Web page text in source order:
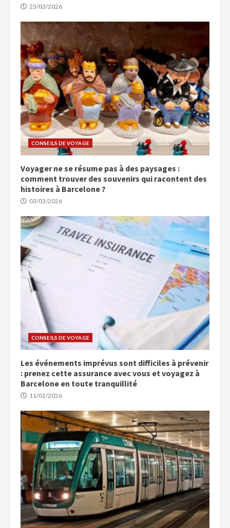
23/03/2026
CONSEILS DE VOYAGE
Voyager ne se résume pas à des paysages :
comment trouver des souvenirs qui racontent des
histoires à Barcelone ?
03/03/2026
CONSEILS DE VOYAGE
Les événements imprévus sont difficiles à prévenir
: prenez cette assurance avec vous et voyagez à
Barcelone en toute tranquillité
11/02/2026